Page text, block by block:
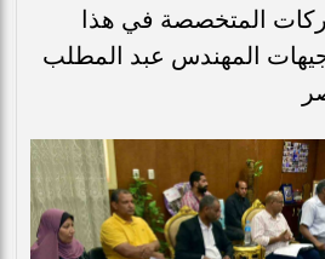
المتخصصة في هذا
المهندس عبد المطلب